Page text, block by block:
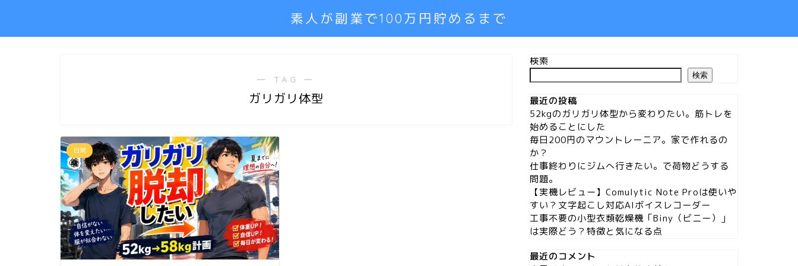
素人が副業で100万円貯めるまで
― TAG ―
ガリガリ体型
日常
検索
検索
最近の投稿
52kgのガリガリ体型から変わりたい。筋トレを
始めることにした
毎日200円のマウントレーニア。家で作れるの
か？
仕事終わりにジムへ行きたい。で荷物どうする
問題。
【実機レビュー】Comulytic Note Proは使いや
すい？文字起こし対応AIボイスレコーダー
工事不要の小型衣類乾燥機「Biny（ビニー）」
は実際どう？特徴と気になる点
最近のコメント